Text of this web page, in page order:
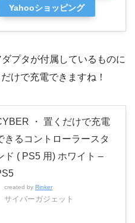
Yahooショッピング
プタが付属しているものに
けで充電できますね！
・ 置くだけで充電
きるコントローラースタ
ド ( PS5 用) ホワイト –
created by Rinker
サイバーガジェット